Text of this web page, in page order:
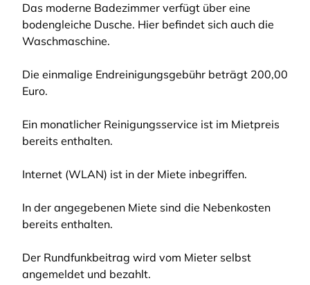
Das moderne Badezimmer verfügt über eine
bodengleiche Dusche. Hier befindet sich auch die
Waschmaschine.
Die einmalige Endreinigungsgebühr beträgt 200,00
Euro.
Ein monatlicher Reinigungsservice ist im Mietpreis
bereits enthalten.
Internet (WLAN) ist in der Miete inbegriffen.
In der angegebenen Miete sind die Nebenkosten
bereits enthalten.
Der Rundfunkbeitrag wird vom Mieter selbst
angemeldet und bezahlt.